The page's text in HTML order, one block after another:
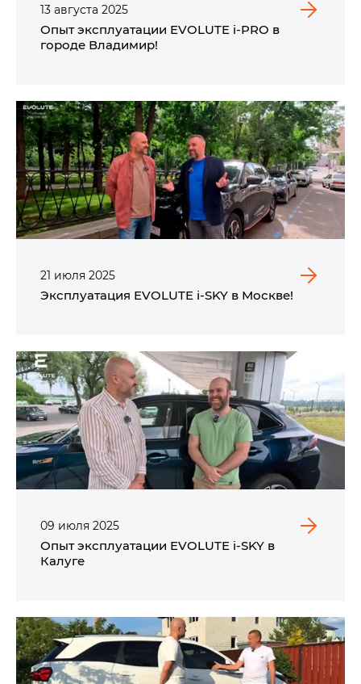
13 августа 2025
Опыт эксплуатации EVOLUTE i‑PRO в
городе Владимир!
21 июля 2025
Эксплуатация EVOLUTE i‑SKY в Москве!
09 июля 2025
Опыт эксплуатации EVOLUTE i‑SKY в
Калуге